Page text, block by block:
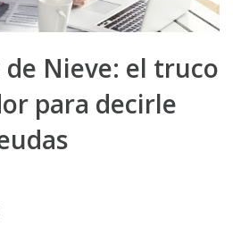
Nieve: el truco
para decirle